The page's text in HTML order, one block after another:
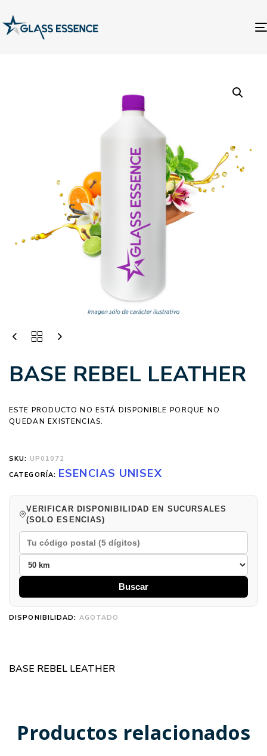
BASE REBEL LEATHER
ESTE PRODUCTO NO ESTÁ DISPONIBLE PORQUE NO
QUEDAN EXISTENCIAS.
SKU: UP01072
CATEGORÍA: ESENCIAS UNISEX
VERIFICAR DISPONIBILIDAD EN SUCURSALES
(SOLO ESENCIAS)
Buscar
DISPONIBILIDAD: AGOTADO
BASE REBEL LEATHER
Productos relacionados